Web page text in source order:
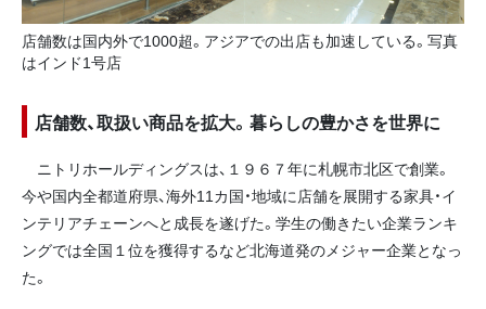
店舗数は国内外で1000超。アジアでの出店も加速している。写真
はインド1号店
店舗数、取扱い商品を拡大。暮らしの豊かさを世界に
ニトリホールディングスは、１９６７年に札幌市北区で創業。
今や国内全都道府県、海外11カ国・地域に店舗を展開する家具・イ
ンテリアチェーンへと成長を遂げた。学生の働きたい企業ランキ
ングでは全国１位を獲得するなど北海道発のメジャー企業となっ
た。